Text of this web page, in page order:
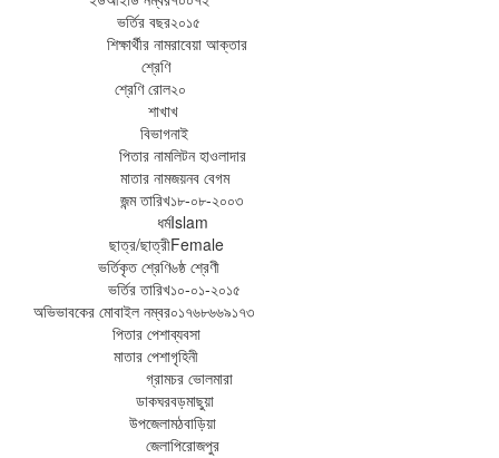
ভর্তির বছর২০১৫
শিক্ষার্থীর নামরাবেয়া আক্তার
শ্রেণি
শ্রেণি রোল২০
শাখাখ
বিভাগনাই
পিতার নামলিটন হাওলাদার
মাতার নামজয়নব বেগম
জন্ম তারিখ১৮-০৮-২০০৩
ধর্মIslam
ছাত্র/ছাত্রীFemale
ভর্তিকৃত শ্রেণি৬ষ্ঠ শ্রেণী
ভর্তির তারিখ১০-০১-২০১৫
অভিভাবকের মোবাইল নম্বর০১৭৬৮৬৬৯১৭৩
পিতার পেশাব্যবসা
মাতার পেশাগৃহিনী
গ্রামচর ভোলমারা
ডাকঘরবড়মাছুয়া
উপজেলামঠবাড়িয়া
জেলাপিরোজপুর